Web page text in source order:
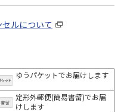
ルについて
ゆうパケットでお届けします
定形外郵便(簡易書留)でお届
けします